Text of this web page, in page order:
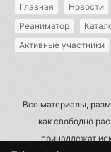
Главная Новости
Реаниматор
Активные участники
Все материалы,
как свободно
принадлежат